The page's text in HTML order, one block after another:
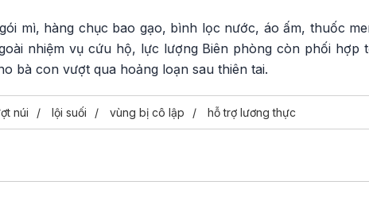
mì, hàng chục bao gạo, bình lọc nước, áo ấm, thuốc
nhiệm vụ cứu hộ, lực lượng Biên phòng còn phối hợp
bà con vượt qua hoảng loạn sau thiên tai.
núi lội suối vùng bị cô lập hỗ trợ lương thực